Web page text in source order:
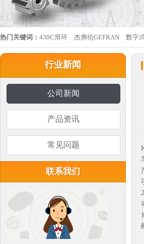
热门关键词： 430C滑环 杰弗伦GEFRAN 数字
行业新闻
公司新闻
产品资讯
常见问题
联系我们